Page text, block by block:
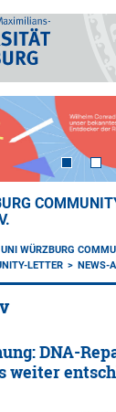
UNI WÜRZBURG
LETTER
NEWS-
DNA-
weiter